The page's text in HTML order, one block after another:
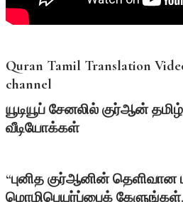
Quran Tamil Translation
channel
யூடியூப் சேனலில் குர்ஆன்தமிழ்
வீடியோக்கள்
“புனித குர்ஆனின்
மொழிபெயர்ப்பைக்